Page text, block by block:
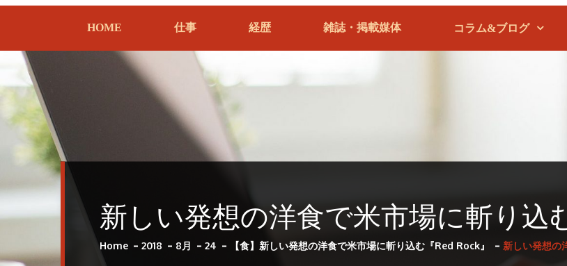
HOME 仕事 経歴 雑誌・掲載媒体 コラム&ブログ
新しい発想の洋食で米市場に斬り込
Home 2018 8月 24 【食】新しい発想の洋食で米市場に斬り込む『Red Rock』 新しい発想の